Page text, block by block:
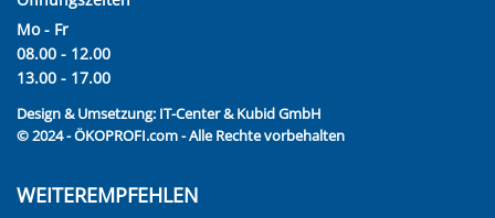
Mo - Fr
08.00 - 12.00
13.00 - 17.00
Design & Umsetzung: IT-Center & Kubid GmbH
© 2024 - ÖKOPROFI.com - Alle Rechte vorbehalten
WEITEREMPFEHLEN